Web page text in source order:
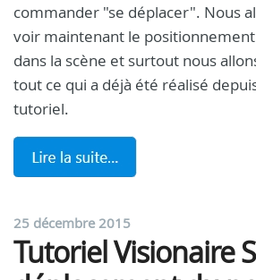
commander "se déplacer". Nous
voir maintenant le
dans la scène et surtout nous
tout ce qui a déjà été réalisé
tutoriel.
25 décembre 2015
Tutoriel Visionaire